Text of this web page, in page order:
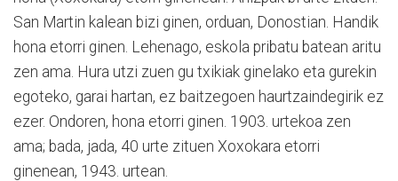
San Martin kalean bizi ginen, orduan, Donostian. Handik
hona etorri ginen. Lehenago, eskola pribatu batean aritu
zen ama. Hura utzi zuen gu txikiak ginelako eta gurekin
egoteko, garai hartan, ez baitzegoen haurtzaindegirik ez
ezer. Ondoren, hona etorri ginen. 1903. urtekoa zen
ama; bada, jada, 40 urte zituen Xoxokara etorri
ginenean, 1943. urtean.